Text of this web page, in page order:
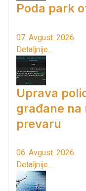
Poda park
07. Avgust. 2026.
Detaljnije...
Uprava
građane na
prevaru
06. Avgust. 2026.
Detaljnije...